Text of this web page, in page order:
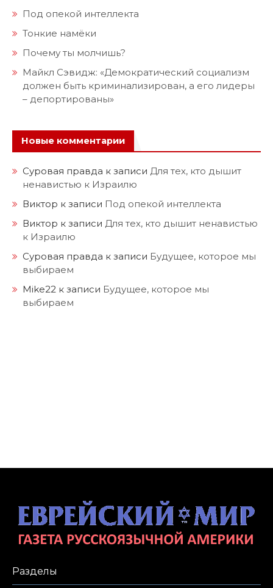
Под опекой интеллекта
Тонкие намёки
Почему ты молчишь?
Майкл Сэвидж: «Демократический социализм
должен быть криминализирован, а его лидеры
– депортированы»
Новые комментарии
Суровая правда к записи Для тех, кто дышит
ненавистью к Израилю
Виктор к записи Под опекой интеллекта
Виктор к записи Для тех, кто дышит ненавистью
к Израилю
Суровая правда к записи Будущее, которое мы
выбираем
Mike22 к записи Будущее, которое мы
выбираем
Разделы